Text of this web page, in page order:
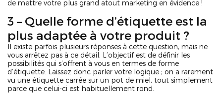
de mettre votre plus grand atout marketing en évidence !
3 – Quelle forme d’étiquette est la
plus adaptée à votre produit ?
Il existe parfois plusieurs réponses à cette question, mais ne
vous arrêtez pas à ce détail. L’objectif est de définir les
possibilités qui s’offrent à vous en termes de forme
d’étiquette. Laissez donc parler votre logique ; on a rarement
vu une étiquette carrée sur un pot de miel, tout simplement
parce que celui-ci est habituellement rond.